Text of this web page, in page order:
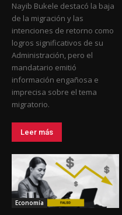
Nayib Bukele destacó la baja
de la migración y las
intenciones de retorno como
logros significativos de su
Administración, pero el
mandatario emitió
información engañosa e
imprecisa sobre el tema
migratorio.
Leer más
Economía